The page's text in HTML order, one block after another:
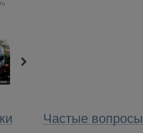
Частые вопросы